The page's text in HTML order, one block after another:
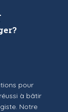
pour
à bâtir
Notre